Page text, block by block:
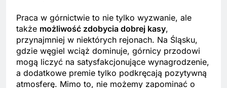
Praca w górnictwie to nie tylko wyzwanie, ale
także możliwość zdobycia dobrej kasy,
przynajmniej w niektórych rejonach. Na Śląsku,
gdzie węgiel wciąż dominuje, górnicy przodowi
mogą liczyć na satysfakcjonujące wynagrodzenie,
a dodatkowe premie tylko podkręcają pozytywną
atmosferę. Mimo to, nie możemy zapominać o